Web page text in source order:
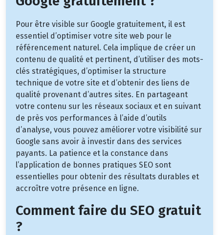
Pour être visible sur Google gratuitement, il est
essentiel d’optimiser votre site web pour le
référencement naturel. Cela implique de créer un
contenu de qualité et pertinent, d’utiliser des mots-
clés stratégiques, d’optimiser la structure
technique de votre site et d’obtenir des liens de
qualité provenant d’autres sites. En partageant
votre contenu sur les réseaux sociaux et en suivant
de près vos performances à l’aide d’outils
d’analyse, vous pouvez améliorer votre visibilité sur
Google sans avoir à investir dans des services
payants. La patience et la constance dans
l’application de bonnes pratiques SEO sont
essentielles pour obtenir des résultats durables et
accroître votre présence en ligne.
Comment faire du SEO gratuit
?